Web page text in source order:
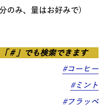
のみ、量はお好みで)
「＃」でも検索できます
#コーヒー
#ミント
#フラッペ